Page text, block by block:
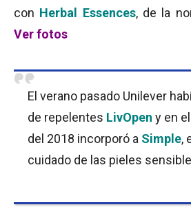
con Herbal Essences, de la
Ver fotos
El verano pasado Unilever
de repelentes LivOpen y en
del 2018 incorporó a Simple,
cuidado de las pieles